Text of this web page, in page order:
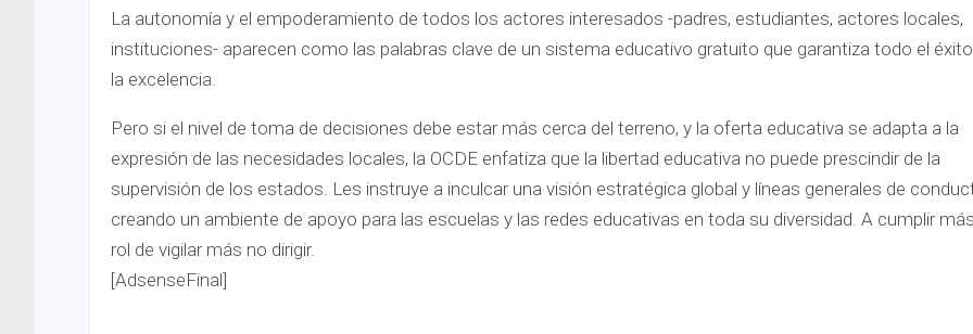
La autonomía y el empoderamiento de todos los actores interesados ​​-padres, estudiantes, actores locales,
instituciones- aparecen como las palabras clave de un sistema educativo gratuito que garantiza todo el
la excelencia.
Pero si el nivel de toma de decisiones debe estar más cerca del terreno, y la oferta educativa se adapta a la
expresión de las necesidades locales, la OCDE enfatiza que la libertad educativa no puede prescindir de la
supervisión de los estados. Les instruye a inculcar una visión estratégica global y líneas generales de
creando un ambiente de apoyo para las escuelas y las redes educativas en toda su diversidad. A cumplir
rol de vigilar más no dirigir.
[AdsenseFinal]